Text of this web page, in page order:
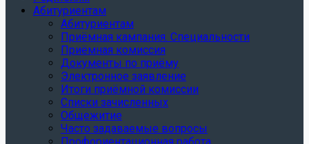
Абитуриентам
Абитуриентам
Приёмная кампания. Специальности
Приёмная комиссия
Документы по приёму
Электронное заявление
Итоги приёмной комиссии
Списки зачисленных
Общежитие
Часто задаваемые вопросы